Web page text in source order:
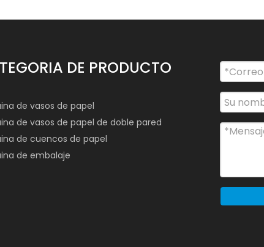
DE PRODUCTO
de vasos de papel
de vasos de papel de doble pared
de cuencos de papel
de embalaje